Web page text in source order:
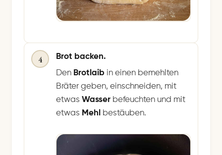
4
Brot backen.
Den Brotlaib in einen bemehlten
Bräter geben, einschneiden, mit
etwas Wasser befeuchten und mit
etwas Mehl bestäuben.